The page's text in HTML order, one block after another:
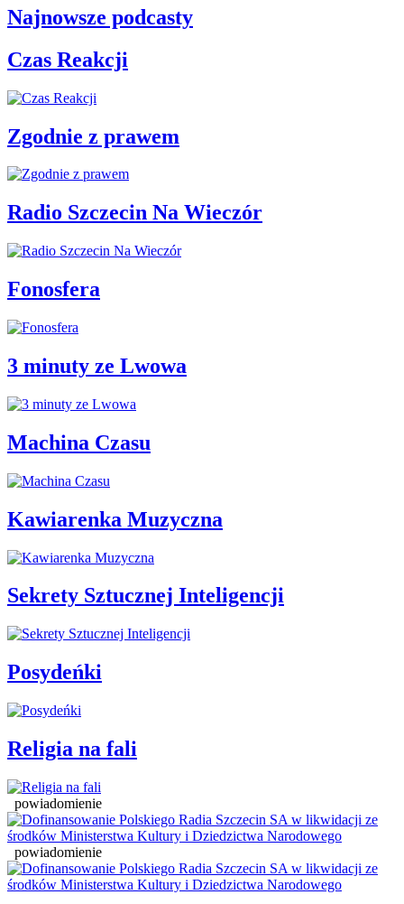
Najnowsze podcasty
Czas Reakcji
Zgodnie z prawem
Radio Szczecin Na Wieczór
Fonosfera
3 minuty ze Lwowa
Machina Czasu
Kawiarenka Muzyczna
Sekrety Sztucznej Inteligencji
Posydeńki
Religia na fali
powiadomienie
powiadomienie